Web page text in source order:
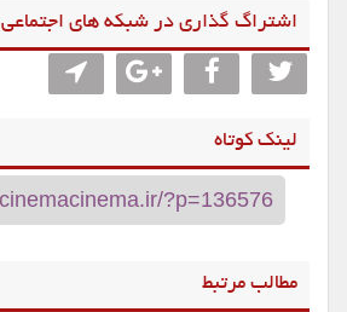
اشتراگ گذاری در شبکه های اجتماعی
لینک کوتاه
مطالب مرتبط